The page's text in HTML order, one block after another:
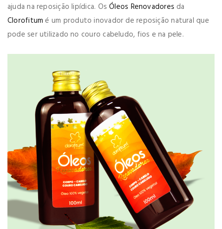
ajuda na reposição lipídica. Os Óleos Renovadores da
Clorofitum é um produto inovador de reposição natural que
pode ser utilizado no couro cabeludo, fios e na pele.